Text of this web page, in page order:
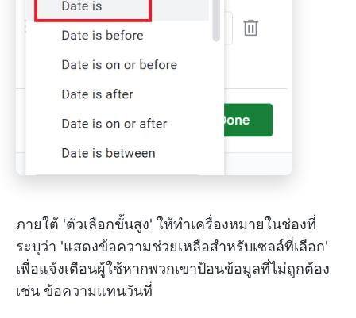
ภายใต้ 'ตัวเลือกขั้นสูง' ให้ทำเครื่องหมายในช่องที่
ระบุว่า 'แสดงข้อความช่วยเหลือสำหรับเซลล์ที่เลือก'
เพื่อแจ้งเตือนผู้ใช้หากพวกเขาป้อนข้อมูลที่ไม่ถูกต้อง
เช่น ข้อความแทนวันที่